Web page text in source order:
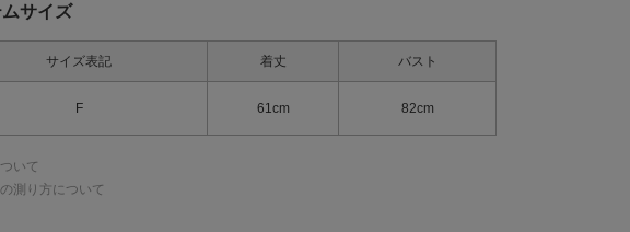
サイズ
サイズ表記 着丈 バスト
F 61cm 82cm
いて
測り方について